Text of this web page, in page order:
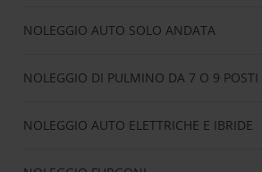
NOLEGGIO AUTO SOLO ANDATA
NOLEGGIO DI PULMINO DA 7 O 9 POSTI
NOLEGGIO AUTO ELETTRICHE E IBRIDE